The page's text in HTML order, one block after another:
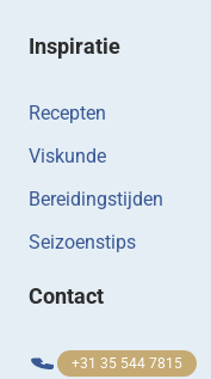
Inspiratie
Recepten
Viskunde
Bereidingstijden
Seizoenstips
Contact
+31 35 544 7815